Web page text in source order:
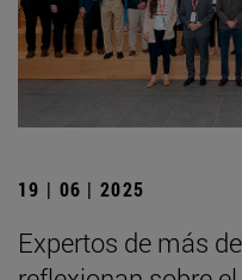
19 | 06 | 2025
Expertos de más